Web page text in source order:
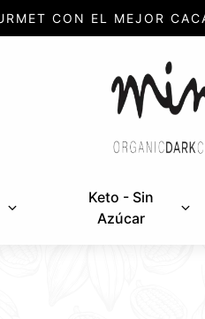
CON EL MEJOR
Keto - Sin
Azúcar